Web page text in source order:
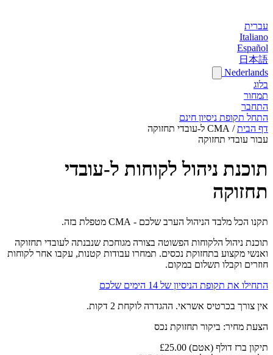
עברית
Italiano
Español
日本語
Nederlands
בלוג
תמחור
התחבר
התחל תקופת ניסיון חינם
דף הבית / CMA ל-עובדי תחזוקה
עבור עובדי תחזוקה
תוכנת ניהול לקוחות ל-עובדי
תחזוקה
תקנו הכל מלבד הניהול הערב שלכם - CMA מטפלת בזה.
תוכנת ניהול הלקוחות הפשוטה בצורה מגוחכת שנבנתה לעובדי תחזוקה
ואנשי מקצוע בתחזוקת נכסים. תמחרו עבודות קטנות, עקבו אחר לקוחות
חוזרים וקבלו תשלום במקום.
התחילו את תקופת הניסיון של 14 הימים שלכם
אין צורך בכרטיס אשראי. ההגדרה לוקחת 2 דקות.
הצעת מחיר: ביקור תחזוקת נכס
תיקון ברז דולף (אטם) £25.00